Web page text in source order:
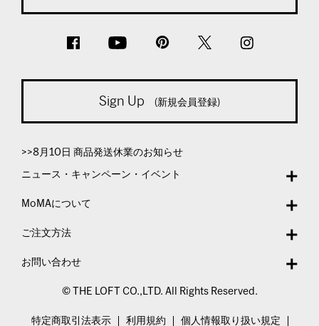
Sign Up (新規会員登録)
>>8月10日 商品発送休業のお知らせ
ニュース・キャンペーン・イベント
MoMAについて
ご注文方法
お問い合わせ
© THE LOFT CO.,LTD. All Rights Reserved.
特定商取引法表示 利用規約 個人情報取り扱い規定